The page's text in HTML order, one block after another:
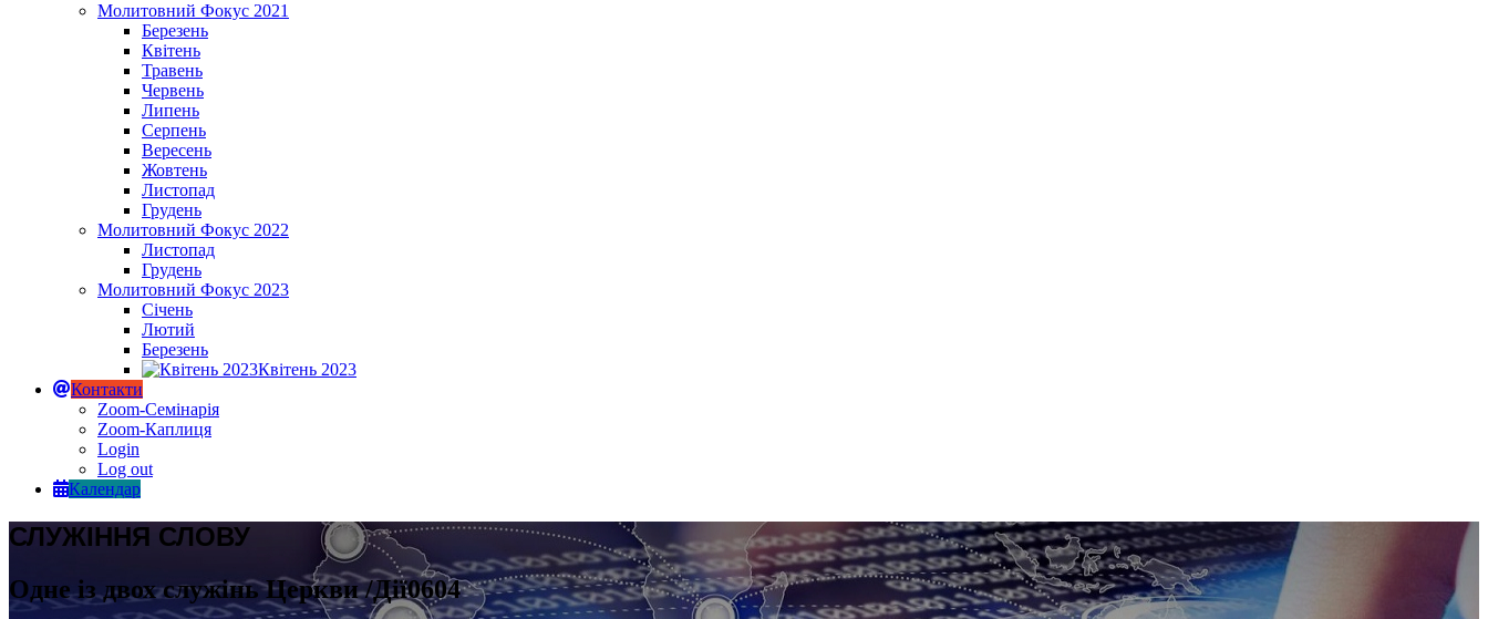
Молитовний Фокус 2021
Березень
Квітень
Травень
Червень
Липень
Серпень
Вересень
Жовтень
Листопад
Грудень
Молитовний Фокус 2022
Листопад
Грудень
Молитовний Фокус 2023
Січень
Лютий
Березень
Квітень 2023
Контакти
Zoom-Семінарія
Zoom-Каплиця
Login
Log out
Календар
СЛУЖІННЯ СЛОВУ
Одне із двох служінь Церкви /Дії0604